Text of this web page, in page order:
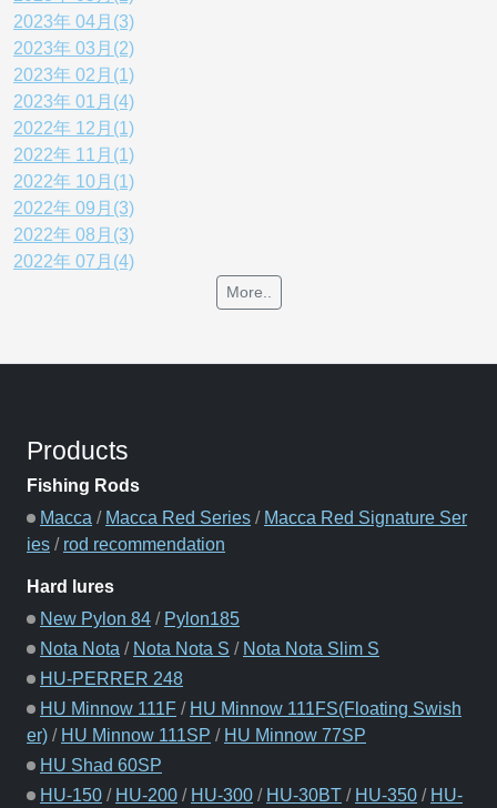
2023年 04月(3)
2023年 03月(2)
2023年 02月(1)
2023年 01月(4)
2022年 12月(1)
2022年 11月(1)
2022年 10月(1)
2022年 09月(3)
2022年 08月(3)
2022年 07月(4)
More..
Products
Fishing Rods
Macca / Macca Red Series / Macca Red Signature Ser
ies / rod recommendation
Hard lures
New Pylon 84 / Pylon185
Nota Nota / Nota Nota S / Nota Nota Slim S
HU-PERRER 248
HU Minnow 111F / HU Minnow 111FS(Floating Swish
er) / HU Minnow 111SP / HU Minnow 77SP
HU Shad 60SP
HU-150 / HU-200 / HU-300 / HU-30BT / HU-350 / HU-